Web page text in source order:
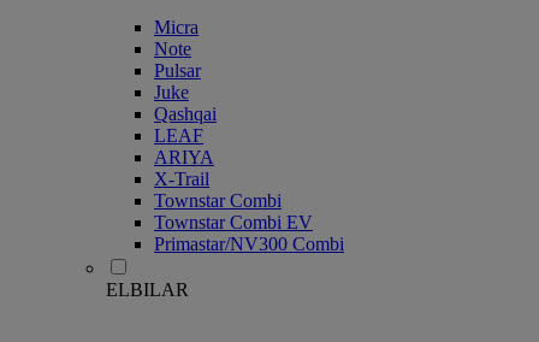
Micra
Note
Pulsar
Juke
Qashqai
LEAF
ARIYA
X-Trail
Townstar Combi
Townstar Combi EV
Primastar/NV300 Combi
ELBILAR